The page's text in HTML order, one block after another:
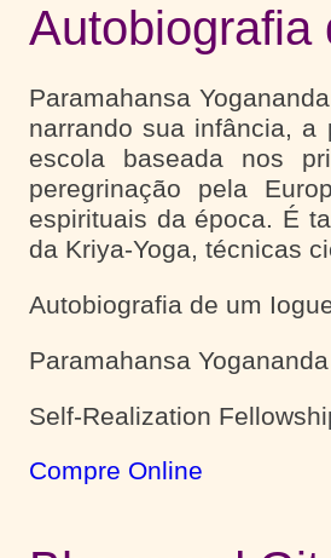
Autobiografia
Paramahansa
narrando sua infância,
escola baseada nos
peregrinação pela
espirituais da época. É
da Kriya-Yoga, técnicas
Autobiografia de um
Paramahansa Yogananda
Self-Realization
Compre Online